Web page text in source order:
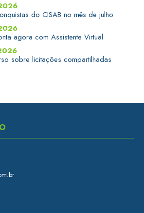
do CISAB no mês de julho
agora com Assistente Virtual
sobre licitações compartilhadas